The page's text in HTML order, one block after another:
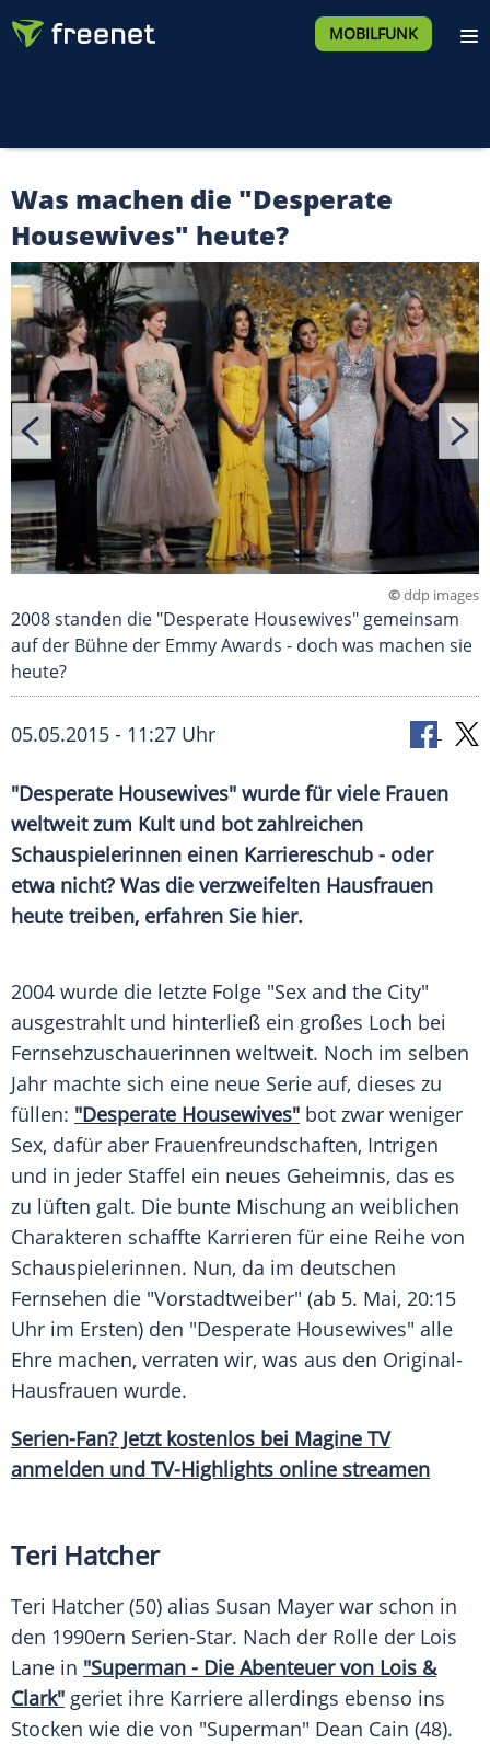
MOBILFUNK
Was machen die "Desperate
Housewives" heute?
©ddp images
2008 standen die "Desperate Housewives" gemeinsam
auf der Bühne der Emmy Awards - doch was machen sie
heute?
05.05.2015 - 11:27 Uhr
"Desperate Housewives" wurde für viele Frauen
weltweit zum Kult und bot zahlreichen
Schauspielerinnen einen Karriereschub - oder
etwa nicht? Was die verzweifelten Hausfrauen
heute treiben, erfahren Sie hier.
2004 wurde die letzte Folge "Sex and the City"
ausgestrahlt und hinterließ ein großes Loch bei
Fernsehzuschauerinnen weltweit. Noch im selben
Jahr machte sich eine neue Serie auf, dieses zu
füllen: "Desperate Housewives" bot zwar weniger
Sex, dafür aber Frauenfreundschaften, Intrigen
und in jeder Staffel ein neues Geheimnis, das es
zu lüften galt. Die bunte Mischung an weiblichen
Charakteren schaffte Karrieren für eine Reihe von
Schauspielerinnen. Nun, da im deutschen
Fernsehen die "Vorstadtweiber" (ab 5. Mai, 20:15
Uhr im Ersten) den "Desperate Housewives" alle
Ehre machen, verraten wir, was aus den Original-
Hausfrauen wurde.
Serien-Fan? Jetzt kostenlos bei Magine TV
anmelden und TV-Highlights online streamen
Teri Hatcher
Teri Hatcher (50) alias Susan Mayer war schon in
den 1990ern Serien-Star. Nach der Rolle der Lois
Lane in "Superman - Die Abenteuer von Lois &
Clark" geriet ihre Karriere allerdings ebenso ins
Stocken wie die von "Superman" Dean Cain (48).